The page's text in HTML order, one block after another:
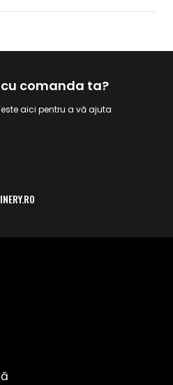
comanda ta?
aici pentru a vă ajuta